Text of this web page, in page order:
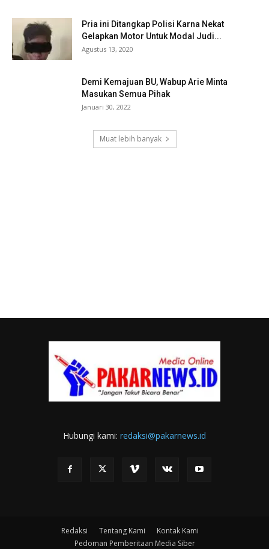
Pria ini Ditangkap Polisi Karna Nekat
Gelapkan Motor Untuk Modal Judi...
Agustus 13, 2020
Demi Kemajuan BU, Wabup Arie Minta
Masukan Semua Pihak
Januari 30, 2022
Muat lebih banyak
Hubungi kami: redaksi@pakarnews.id
Redaksi Tentang Kami
Kontak Kami
Pedoman Pemberitaan Media Siber